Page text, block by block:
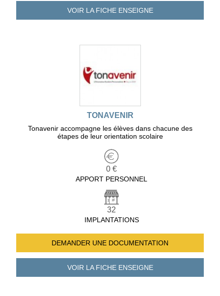
VOIR LA FICHEENSEIGNE
TONAVENIR
Tonavenir accompagne les élèves dans chacune des
étapes de leur orientation scolaire
0 €
APPORT PERSONNEL
32
IMPLANTATIONS
DEMANDER UNE DOCUMENTATION
VOIR LA FICHEENSEIGNE